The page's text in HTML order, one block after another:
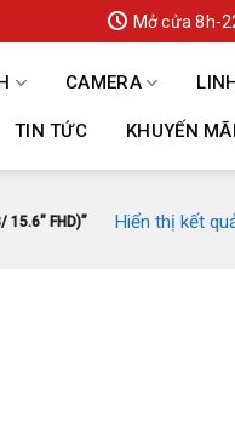
Mở cửa 8h-
CAMERA
TIN TỨC KHUYẾN MÃI
15.6" FHD)” Hiển thị kết